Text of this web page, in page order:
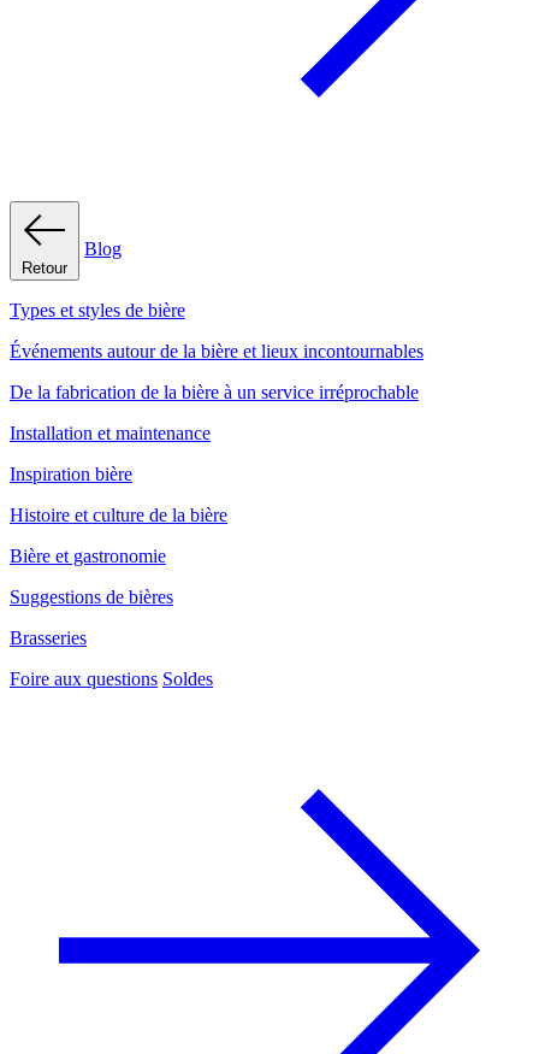
Retour
Blog
Types et styles de bière
Événements autour de la bière et lieux incontournables
De la fabrication de la bière à un service irréprochable
Installation et maintenance
Inspiration bière
Histoire et culture de la bière
Bière et gastronomie
Suggestions de bières
Brasseries
Foire aux questions Soldes